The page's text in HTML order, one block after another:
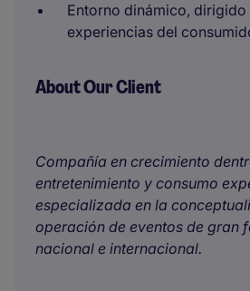
Entorno dinámico, dirigido
experiencias del
About Our Client
Compañía en crecimiento
entretenimiento y consumo
especializada en la
operación de eventos de gran
nacional e internacional.